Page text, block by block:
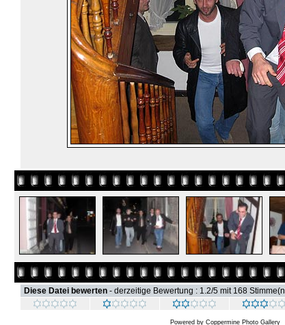
Diese Datei bewerten - derzeitige Bewertung : 1.2/5 mit 168
Powered by Coppermine Photo Gallery